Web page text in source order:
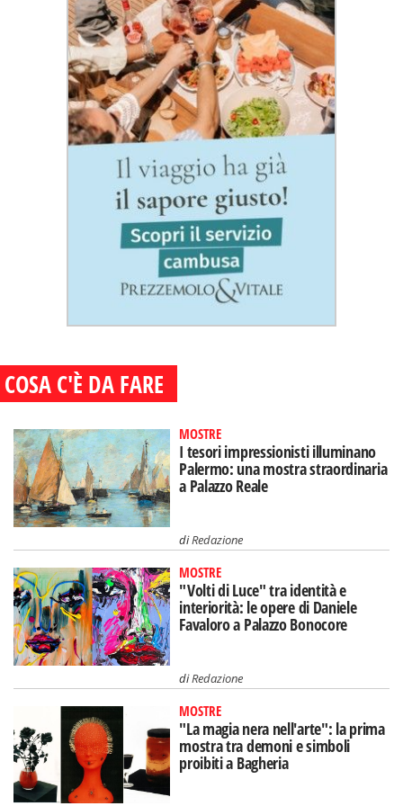
COSA C'È DA FARE
MOSTRE
I tesori impressionisti illuminano
Palermo: una mostra straordinaria
a Palazzo Reale
diRedazione
MOSTRE
"Volti di Luce" tra identità e
interiorità: le opere di Daniele
Favaloro a Palazzo Bonocore
diRedazione
MOSTRE
"La magia nera nell'arte": la prima
mostra tra demoni e simboli
proibiti a Bagheria